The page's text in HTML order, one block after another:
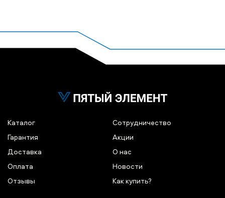
Каталог
Гарантия
Доставка
Оплата
Отзывы
Сотрудничество
Акции
О нас
Новости
Как купить?